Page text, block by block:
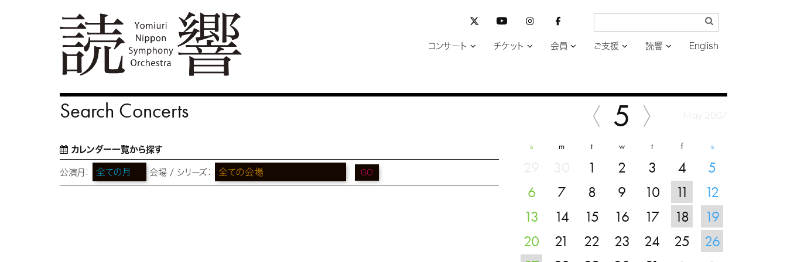
コンサート チケット 会員 ご支援 読響 English
Search Concerts
カレンダー一覧から探す
公演月： 会場 / シリーズ： GO
5
s m t w t f s
1 2 3 4
5
6
7 8 9 10 11
12
13
14 15 16 17 18
19
20
21 22 23 24 25
26